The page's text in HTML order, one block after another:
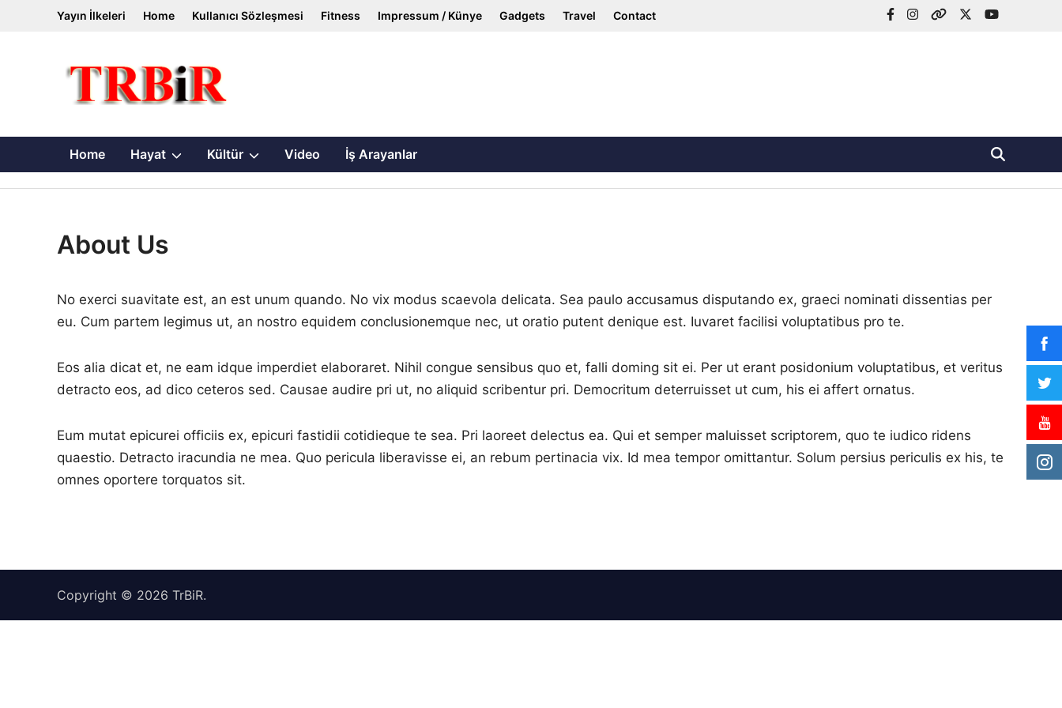
Yayın İlkeleri Home Kullanıcı Sözleşmesi Fitness Impressum / Künye Gadgets Travel Contact facebook
Instagram
X TwitterYouTube
Home Hayat Show
sub
Kültür Show
sub
Video İş Arayanlar
About Us
No exerci suavitate est, an est unum quando. No vix modus scaevola delicata. Sea paulo accusamus disputando ex, graeci nominati dissentias per
eu. Cum partem legimus ut, an nostro equidem conclusionemque nec, ut oratio putent denique est. Iuvaret facilisi voluptatibus pro te.
Eos alia dicat et, ne eam idque imperdiet elaboraret. Nihil congue sensibus quo et, falli doming sit ei. Per ut erant posidonium voluptatibus, et veritus
detracto eos, ad dico ceteros sed. Causae audire pri ut, no aliquid scribentur pri. Democritum deterruisset ut cum, his ei affert ornatus.
Eum mutat epicurei officiis ex, epicuri fastidii cotidieque te sea. Pri laoreet delectus ea. Qui et semper maluisset scriptorem, quo te iudico ridens
quaestio. Detracto iracundia ne mea. Quo pericula liberavisse ei, an rebum pertinacia vix. Id mea tempor omittantur. Solum persius periculis ex his, te
omnes oportere torquatos sit.
Copyright © 2026 TrBiR.